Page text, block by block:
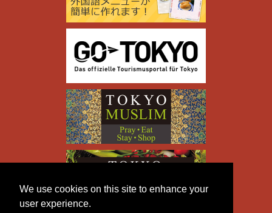
We use cookies on this site to enhance your
user experience.